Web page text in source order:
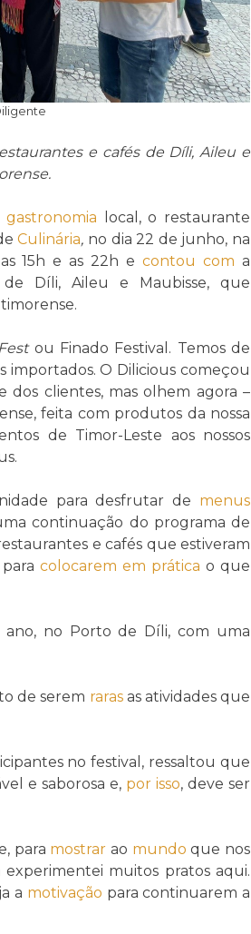
e cafés de Díli, Aileu e
gastronomia local, o restaurante
Culinária, no dia 22 de junho, na
15h e as 22h econtou com a
de Díli, Aileu e Maubisse, que
timorense.
ou Finado Festival. Temos de
importados. O Dilicious começou
dos clientes, mas olhem agora –
feita com produtos da nossa
de Timor-Leste aos nossos
para desfrutar de menus
continuação do programa de
e cafés que estiveram
colocarem em prática o que
no Porto de Díli, com uma
de serem rarasas atividades que
no festival, ressaltou que
e saborosa e, por isso, deve ser
para mostrar ao mundo que nos
muitos pratos aqui.
a motivação para continuarem a